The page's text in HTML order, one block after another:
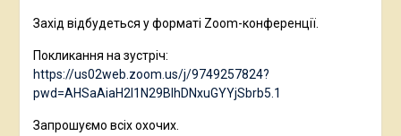
Захід відбудеться у форматі Zoom-конференції.
Покликання на зустріч:
https://us02web.zoom.us/j/9749257824?
pwd=AHSaAiaH2l1N29BIhDNxuGYYjSbrb5.1
Запрошуємо всіх охочих.